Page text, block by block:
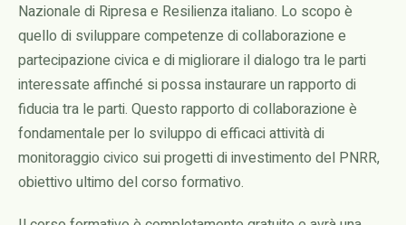
Nazionale di Ripresa e Resilienza italiano. Lo scopo è
quello di sviluppare competenze di collaborazione e
partecipazione civica e di migliorare il dialogo tra le parti
interessate affinché si possa instaurare un rapporto di
fiducia tra le parti. Questo rapporto di collaborazione è
fondamentale per lo sviluppo di efficaci attività di
monitoraggio civico sui progetti di investimento del PNRR,
obiettivo ultimo del corso formativo.